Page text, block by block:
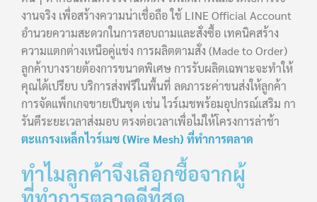
งานจริง เพื่อสร้างความน่าเชื่อถือ ใช้ LINE Official Account
อำนวยความสะดวกในการสอบถามและสั่งซื้อ เทคนิคสร้าง
ความแตกต่างเหนือคู่แข่ง การผลิตตามสั่ง (Made to Order)
ลูกค้าบางรายต้องการขนาดพิเศษ การรับผลิตเฉพาะจะทำให้
คุณได้เปรียบ บริการส่งฟรีในพื้นที่ ลดภาระค่าขนส่งให้ลูกค้า
การจัดแพ็กเกจขายเป็นชุด เช่น ไวร์เมชพร้อมอุปกรณ์เสริม กา
รันตีระยะเวลาส่งมอบ ตรงต่อเวลาเพื่อไม่ให้โครงการล่าช้า
ตะแกรงเหล็กไวร์เมช (Wire Mesh) ที่ทำการตลาด
ทำไมลูกค้าจึงเลือกซื้อจากผู้